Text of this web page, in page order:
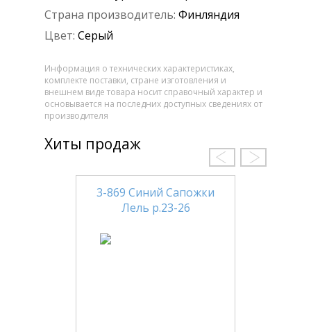
Страна производитель: Финляндия
Цвет: Серый
Информация о технических характеристиках,
комплекте поставки, стране изготовления и
внешнем виде товара носит справочный характер и
основывается на последних доступных сведениях от
производителя
Хиты продаж
3-869 Синий Сапожки
Лель р.23-26